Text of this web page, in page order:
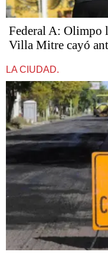
Federal A: Olimpo
Villa Mitre cayó
LA CIUDAD.